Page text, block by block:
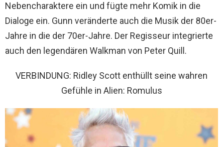
Nebencharaktere ein und fügte mehr Komik in die
Dialoge ein. Gunn veränderte auch die Musik der 80er-
Jahre in die der 70er-Jahre. Der Regisseur integrierte
auch den legendären Walkman von Peter Quill.
VERBINDUNG: Ridley Scott enthüllt seine wahren
Gefühle in Alien: Romulus